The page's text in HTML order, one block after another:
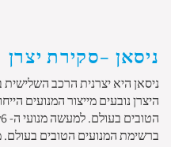
ניסאן –סקירת יצרן
ניסאן היא יצרנית הרכב
היצרן נובעים מייצור המנועים
ברשימת המנועים הטובים